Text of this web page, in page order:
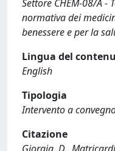
Settore CHEM-08/A -
normativa dei
benessere e per la
Lingua del
English
Tipologia
Intervento a
Citazione